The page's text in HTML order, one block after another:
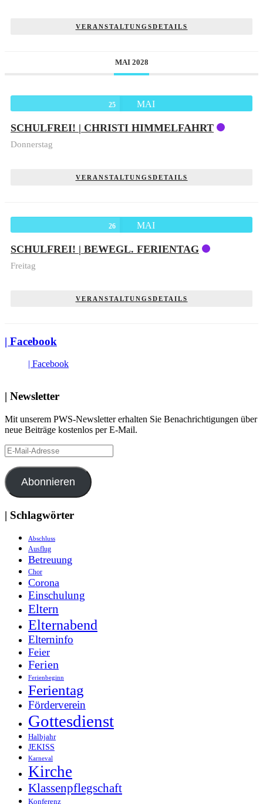
VERANSTALTUNGSDETAILS
MAI 2028
25 MAI
SCHULFREI! | CHRISTI HIMMELFAHRT
Donnerstag
VERANSTALTUNGSDETAILS
26 MAI
SCHULFREI! | BEWEGL. FERIENTAG
Freitag
VERANSTALTUNGSDETAILS
| Facebook
| Facebook
| Newsletter
Mit unserem PWS-Newsletter erhalten Sie Benachrichtigungen über
neue Beiträge kostenlos per E-Mail.
E-
Mail-
Adresse
Abonnieren
| Schlagwörter
Abschluss
Ausflug
Betreuung
Chor
Corona
Einschulung
Eltern
Elternabend
Elterninfo
Feier
Ferien
Ferienbeginn
Ferientag
Förderverein
Gottesdienst
Halbjahr
JEKISS
Karneval
Kirche
Klassenpflegschaft
Konferenz